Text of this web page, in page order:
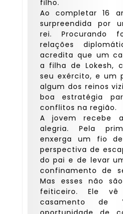
filho.
Ao completar 16
surpreendida por
rei. Procurando
relações
acredita que um
a filha de Lokesh,
seu exército, e um
algum dos reinos
boa estratégia
conflitos na região.
A jovem recebe
alegria. Pela
enxerga um fio
perspectiva de
do pai e de levar
confinamento de
Mas esses não
feiticeiro. Ele
casamento de